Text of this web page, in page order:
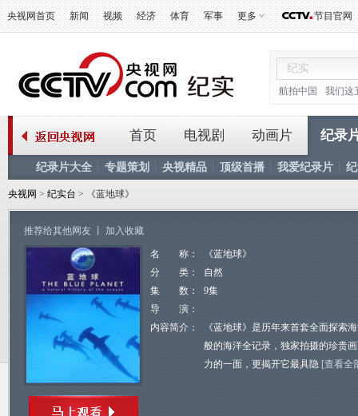
央视网首页 新闻 视频 经济 体育 军事 更多 节目官网
航拍中国 我们这
首页 电视剧 动画片 纪录
纪录片大全 专题策划 央视精品 顶级首播 我爱纪录片
央视网 > 纪实台 > 《蓝地球》
推荐给其他网友 加入收藏
名 称：
《蓝地球》
分 类：
自然
集 数：
9集
导 演：
内容简介：
《蓝地球》是历年来首套全面探索
般的海洋全记录，独家拍摄的珍贵
力的一面，更揭开它最具隐 [查看全